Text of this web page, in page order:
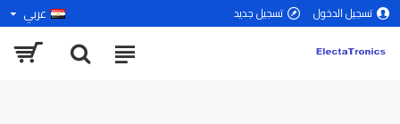
تسجيل الدخول تسجيل جديد عربي